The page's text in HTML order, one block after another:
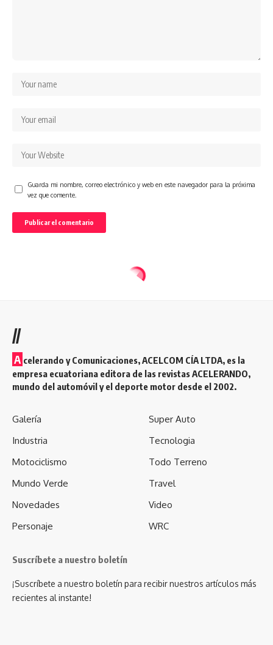
Guarda mi nombre, correo electrónico y web en este navegador para la próxima
vez que comente.
//
A celerando y Comunicaciones, ACELCOM CÍA LTDA, es la
empresa ecuatoriana editora de las revistas ACELERANDO,
mundo del automóvil y el deporte motor desde el 2002.
Galería
Industria
Motociclismo
Mundo Verde
Novedades
Personaje
Super Auto
Tecnologia
Todo Terreno
Travel
Video
WRC
Suscríbete a nuestro boletín
¡Suscríbete a nuestro boletín para recibir nuestros artículos más
recientes al instante!